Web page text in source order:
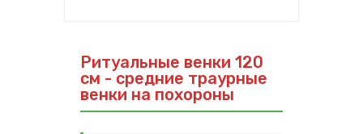
Ритуальные венки 120
см - средние траурные
венки на похороны